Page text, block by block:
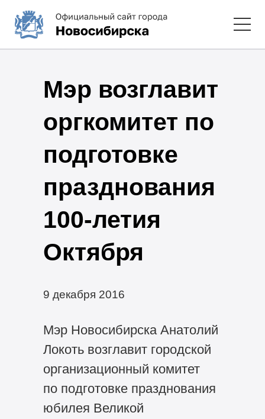
Мэр возглавит
оргкомитет по
подготовке
празднования
100-летия
Октября
9 декабря 2016
Мэр Новосибирска Анатолий
Локоть возглавит городской
организационный комитет
по подготовке празднования
юбилея Великой